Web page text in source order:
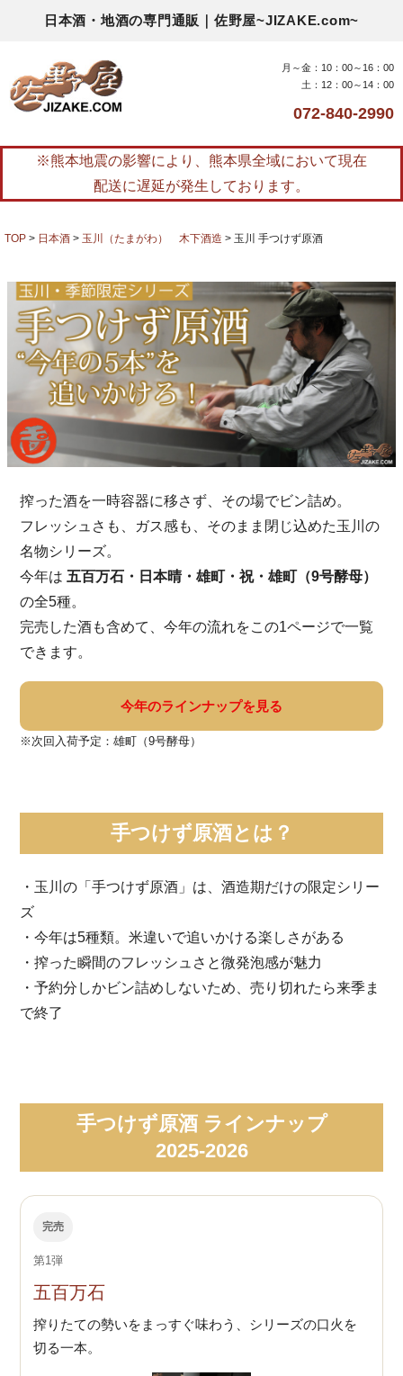
日本酒・地酒の専門通販｜佐野屋~JIZAKE.com~
月～金：10：00～16：00
土：12：00～14：00
072-840-2990
※熊本地震の影響により、熊本県全域において現在
配送に遅延が発生しております。
TOP 日本酒 玉川（たまがわ） 木下酒造 玉川 手つけず原酒
搾った酒を一時容器に移さず、その場でビン詰め。
フレッシュさも、ガス感も、そのまま閉じ込めた玉川の
名物シリーズ。
今年は 五百万石・日本晴・雄町・祝・雄町（9号酵母）
の全5種。
完売した酒も含めて、今年の流れをこの1ページで一覧
できます。
今年のラインナップを見る
※次回入荷予定：雄町（9号酵母）
手つけず原酒とは？
・玉川の「手つけず原酒」は、酒造期だけの限定シリー
ズ
・今年は5種類。米違いで追いかける楽しさがある
・搾った瞬間のフレッシュさと微発泡感が魅力
・予約分しかビン詰めしないため、売り切れたら来季ま
で終了
手つけず原酒 ラインナップ
2025-2026
完売
第1弾
五百万石
搾りたての勢いをまっすぐ味わう、シリーズの口火を
切る一本。